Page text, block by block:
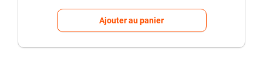
Ajouter au panier